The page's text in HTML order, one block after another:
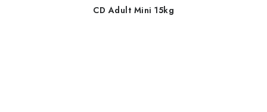
CD Adult Mini 15kg